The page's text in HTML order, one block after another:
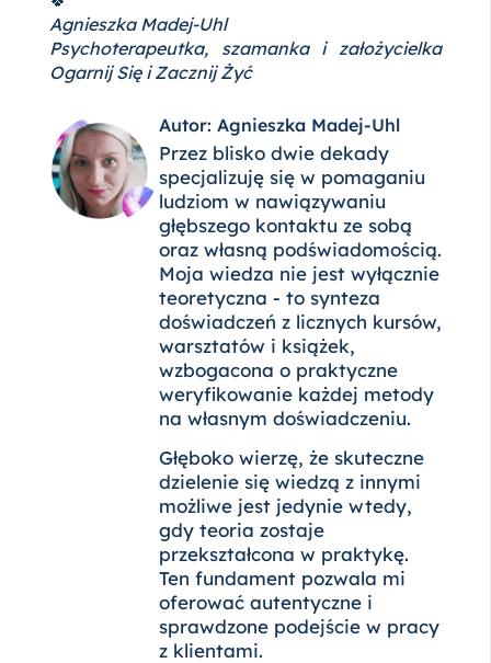
Agnieszka Madej-Uhl
Psychoterapeutka, szamanka i założycielka
Ogarnij Się i Zacznij Żyć
Autor: Agnieszka Madej-Uhl
Przez blisko dwie dekady
specjalizuję się w pomaganiu
ludziom w nawiązywaniu
głębszego kontaktu ze sobą
oraz własną podświadomością.
Moja wiedza nie jest wyłącznie
teoretyczna - to synteza
doświadczeń z licznych kursów,
warsztatów i książek,
wzbogacona o praktyczne
weryfikowanie każdej metody
na własnym doświadczeniu.
Głęboko wierzę, że skuteczne
dzielenie się wiedzą z innymi
możliwe jest jedynie wtedy,
gdy teoria zostaje
przekształcona w praktykę.
Ten fundament pozwala mi
oferować autentyczne i
sprawdzone podejście w pracy
z klientami.